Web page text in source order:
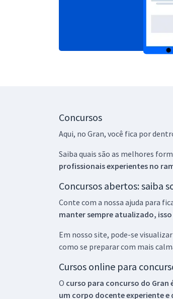
Concursos
Aqui, no Gran, você fica por
Saiba quais são as melhores
profissionais experientes no
Concursos abertos: saiba
Conte com a nossa ajuda para
manter sempre atualizado,
Em nosso site, pode-se
como se preparar com mais
Cursos online para
O curso para concurso do
um corpo docente experiente